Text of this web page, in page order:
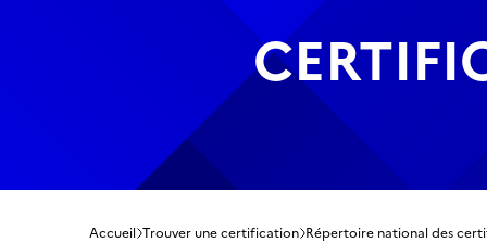
Accueil Trouver une certification Répertoire national des